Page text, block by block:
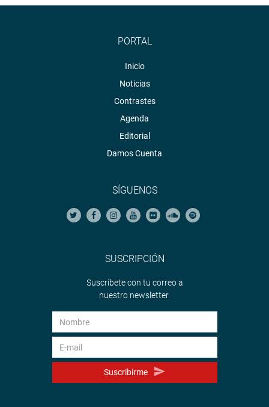
PORTAL
Inicio
Noticias
Contrastes
Agenda
Editorial
Damos Cuenta
SÍGUENOS
SUSCRIPCIÓN
Suscríbete con tu correo a
nuestro newsletter.
Suscribirme